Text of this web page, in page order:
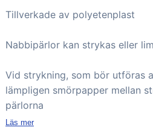
Tillverkade av polyetenplast
Nabbipärlor kan strykas eller
Vid strykning, som bör utföras
lämpligen smörpapper mellan
pärlorna
Läs mer